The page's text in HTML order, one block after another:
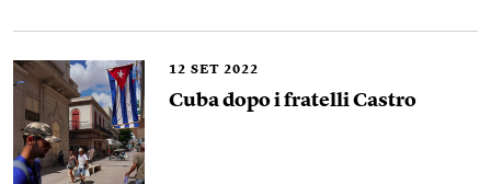
12 SET 2022
Cuba dopo i fratelli Castro